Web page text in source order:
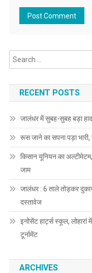
RECENT POSTS
जालंधर में सुबह-सुबह बड़ा
रूस जाने का सपना पड़ा
किसान यूनियन का
जाम
जालंधर : 6 ताले तोड़कर
दस्तावेज
इनोसेंट हार्ट्स स्कूल,
टूर्नामेंट
ARCHIVES